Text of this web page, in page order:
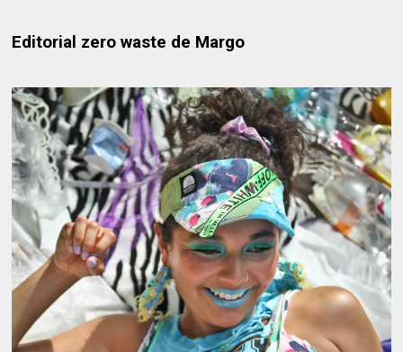
Editorial zero waste de Margo